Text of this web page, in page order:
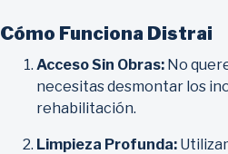
Cómo Funciona Distrai
Acceso Sin Obras: No
necesitas desmontar los
rehabilitación.
Limpieza Profunda: